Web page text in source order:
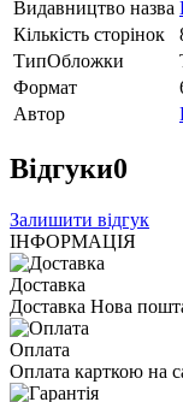
Видавництво назва
Кількість сторінок
ТипОбложки
Формат
Автор
Відгуки0
Залишити відгук
ІНФОРМАЦІЯ
Доставка
Доставка Нова
Оплата
Оплата карткою на